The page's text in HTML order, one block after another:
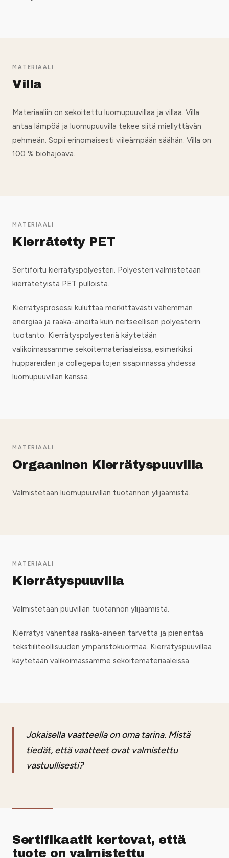
MATERIAALI
Villa
Materiaaliin on sekoitettu luomupuuvillaa ja villaa. Villa
antaa lämpöä ja luomupuuvilla tekee siitä miellyttävän
pehmeän. Sopii erinomaisesti viileämpään säähän. Villa on
100 % biohajoava.
MATERIAALI
Kierrätetty PET
Sertifoitu kierrätyspolyesteri. Polyesteri valmistetaan
kierrätetyistä PET pulloista.
Kierrätysprosessi kuluttaa merkittävästi vähemmän
energiaa ja raaka-aineita kuin neitseellisen polyesterin
tuotanto. Kierrätyspolyesteriä käytetään
valikoimassamme sekoitemateriaaleissa, esimerkiksi
huppareiden ja collegepaitojen sisäpinnassa yhdessä
luomupuuvillan kanssa.
MATERIAALI
Orgaaninen Kierrätyspuuvilla
Valmistetaan luomupuuvillan tuotannon ylijäämistä.
MATERIAALI
Kierrätyspuuvilla
Valmistetaan puuvillan tuotannon ylijäämistä.
Kierrätys vähentää raaka-aineen tarvetta ja pienentää
tekstiiliteollisuuden ympäristökuormaa. Kierrätyspuuvillaa
käytetään valikoimassamme sekoitemateriaaleissa.
Jokaisella vaatteella on oma tarina. Mistä
tiedät, että vaatteet ovat valmistettu
vastuullisesti?
Sertifikaatit kertovat, että
tuote on valmistettu